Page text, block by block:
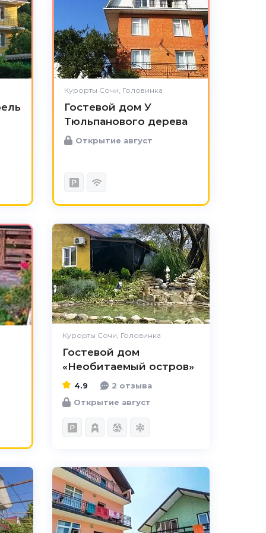
Курорты Сочи, Головинка
Гостевой дом У
Тюльпанового дерева
Открытие август
Курорты Сочи, Головинка
Гостевой дом
«Необитаемый остров»
4.9
Чистота Великолепно
Комфорт Отлично
Расположение Великолепно
Цена /
качество
Персонал
4.9
2 отзыва
Открытие август
Чистота Великолепно